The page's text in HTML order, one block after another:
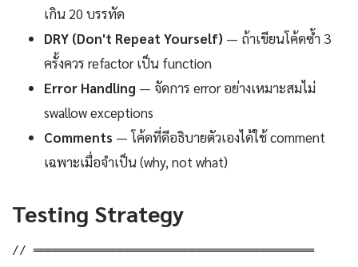
เกิน 20 บรรทัด
DRY (Don't Repeat Yourself) — ถ้าเขียนโค้ดซ้ำ 3
ครั้งควร refactor เป็น function
Error Handling — จัดการ error อย่างเหมาะสมไม่
swallow exceptions
Comments — โค้ดที่ดีอธิบายตัวเองได้ใช้ comment
เฉพาะเมื่อจำเป็น (why, not what)
Testing Strategy
// ═══════════════════════════════════════